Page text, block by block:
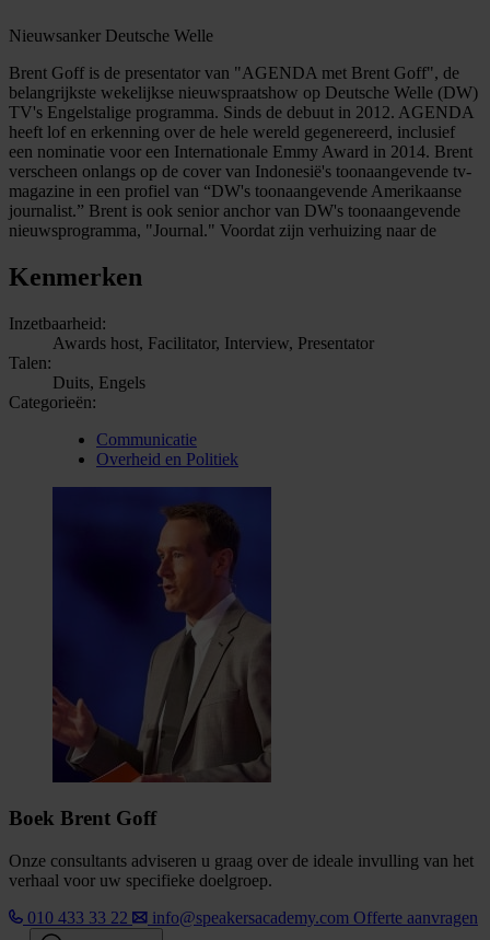
Nieuwsanker Deutsche Welle
Brent Goff is de presentator van "AGENDA met Brent Goff", de
belangrijkste wekelijkse nieuwspraatshow op Deutsche Welle (DW)
TV's Engelstalige programma. Sinds de debuut in 2012. AGENDA
heeft lof en erkenning over de hele wereld gegenereerd, inclusief
een nominatie voor een Internationale Emmy Award in 2014. Brent
verscheen onlangs op de cover van Indonesië's toonaangevende tv-
magazine in een profiel van “DW's toonaangevende Amerikaanse
journalist.” Brent is ook senior anchor van DW's toonaangevende
nieuwsprogramma, "Journal." Voordat zijn verhuizing naar de
Kenmerken
Inzetbaarheid:
Awards host, Facilitator, Interview, Presentator
Talen:
Duits, Engels
Categorieën:
Communicatie
Overheid en Politiek
Boek Brent Goff
Onze consultants adviseren u graag over de ideale invulling van het
verhaal voor uw specifieke doelgroep.
010 433 33 22
info@speakersacademy.com Offerte aanvragen